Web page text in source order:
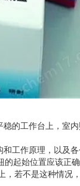
的工作台上，室
工作原理，以及
起始位置应该正
，若不是这种情况